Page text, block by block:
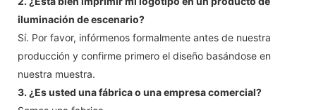
iluminación de escenario?
Sí. Por favor, infórmenos formalmente antes de nuestra
producción y confirme primero el diseño basándose en
nuestra muestra.
3. ¿Es usted una fábrica o una empresa comercial?